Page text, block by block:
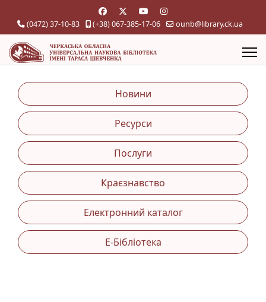
(0472) 37-10-83 (+38) 067-385-17-06 ounb@library.ck.ua
Новини
Ресурси
Послуги
Краєзнавство
Електронний каталог
Е-Бібліотека